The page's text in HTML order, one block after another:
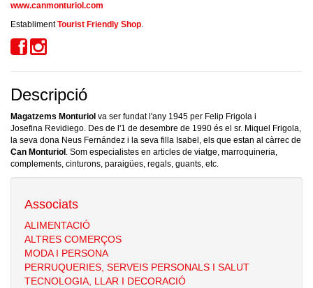
www.canmonturiol.com
EstablimentTourist Friendly Shop.
Descripció
Magatzems Monturiol va ser fundat l'any 1945 per Felip Frigola i
Josefina Revidiego. Des de l'1 de desembre de 1990 és el sr. Miquel Frigola,
la seva dona Neus Fernández i la seva filla Isabel, els que estan al càrrec de
Can Monturiol . Som especialistes en articles de viatge, marroquineria,
complements, cinturons, paraigües, regals, guants, etc.
Associats
ALIMENTACIÓ
ALTRES COMERÇOS
MODA I PERSONA
PERRUQUERIES, SERVEIS PERSONALS I SALUT
TECNOLOGIA, LLAR I DECORACIÓ